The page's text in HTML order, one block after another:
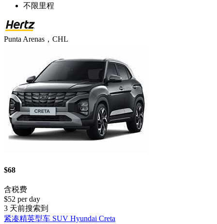
不限里程
Punta Arenas，CHL
$68
含税费
$52 per day
3 天前搜索到
紧凑精英型车 SUV Hyundai Creta